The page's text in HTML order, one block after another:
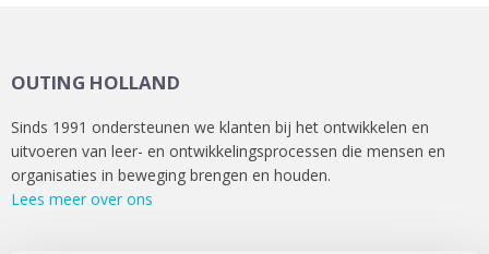
OUTING HOLLAND
Sinds 1991 ondersteunen we klanten bij het ontwikkelen en
uitvoeren van leer- en ontwikkelingsprocessen die mensen en
organisaties in beweging brengen en houden.
Lees meer over ons